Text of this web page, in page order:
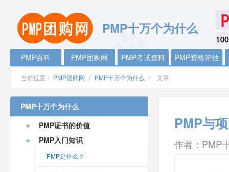
PMP十万个为什么
PMP百科 PMP团购网 PMP考试资料 PMP资格评估
当前位置： PMP团购网 / PMP十万个为什么 / 文章
PMP与
作者：PMP
PMP十万个为什么
+ PMP证书的价值
+ PMP入门知识
PMP是什么？